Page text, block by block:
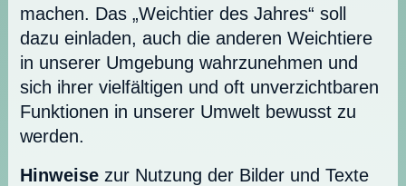
machen. Das „Weichtier des Jahres“ soll
dazu einladen, auch die anderen Weichtiere
in unserer Umgebung wahrzunehmen und
sich ihrer vielfältigen und oft unverzichtbaren
Funktionen in unserer Umwelt bewusst zu
werden.
Hinweise zur Nutzung der Bilder und Texte